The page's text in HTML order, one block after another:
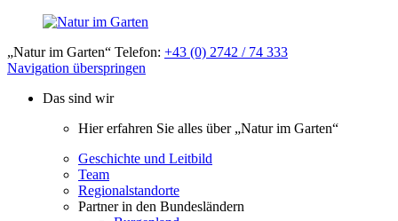
„Natur im Garten“ Telefon: +43 (0) 2742 / 74 333
Navigation überspringen
Das sind wir
Hier erfahren Sie alles über „Natur im Garten“
Geschichte und Leitbild
Team
Regionalstandorte
Partner in den Bundesländern